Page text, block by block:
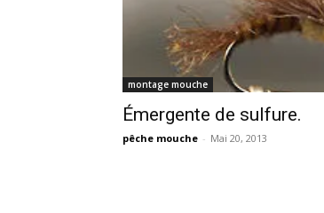
montage mouche
Émergente de sulfure.
pêche mouche - Mai 20, 2013